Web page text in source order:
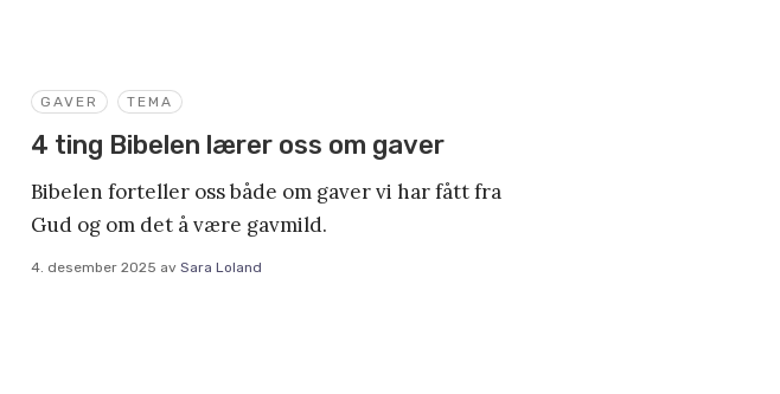
GAVER TEMA
4 ting Bibelen lærer oss om gaver
Bibelen forteller oss både om gaver vi har fått fra
Gud og om det å være gavmild.
4. desember 2025 av Sara Loland